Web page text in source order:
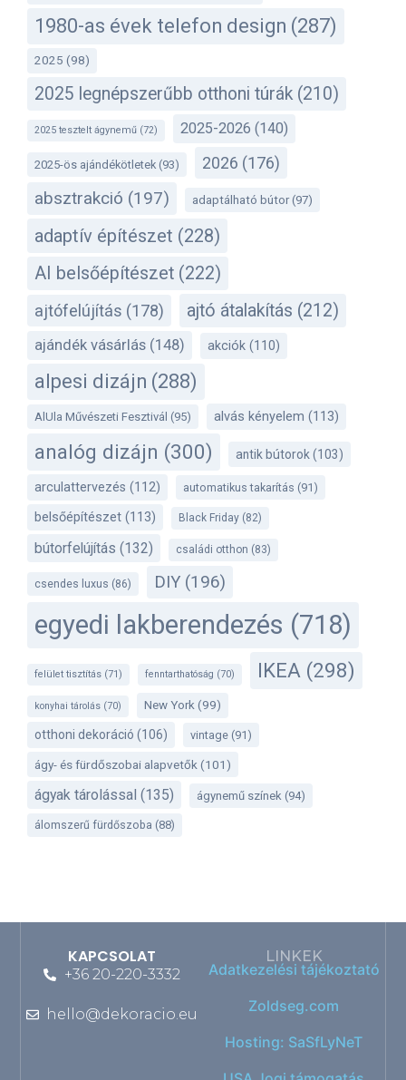
1980-as évek telefon design (287)
2025 (98)
2025 legnépszerűbb otthoni túrák (210)
2025 tesztelt ágynemű (72) 2025-2026 (140)
2025-ös ajándékötletek (93) 2026 (176)
absztrakció (197) adaptálható bútor(97)
adaptív építészet (228)
AI belsőépítészet (222)
ajtófelújítás (178) ajtó átalakítás (212)
ajándék vásárlás (148) akciók (110)
alpesi dizájn (288)
AlUla Művészeti Fesztivál (95) alvás kényelem (113)
analóg dizájn (300) antik bútorok(103)
arculattervezés (112) automatikus takarítás (91)
belsőépítészet (113) Black Friday (82)
bútorfelújítás (132) családi otthon (83)
csendes luxus (86) DIY (196)
egyedi lakberendezés (718)
felület tisztítás (71) fenntarthatóság (70) IKEA (298)
konyhai tárolás (70) New York (99)
otthoni dekoráció (106) vintage (91)
ágy- és fürdőszobai alapvetők(101)
ágyak tárolással (135) ágynemű színek (94)
álomszerű fürdőszoba (88)
KAPCSOLAT
+36 20-220-3332
hello@dekoracio.eu
LINKEK
Adatkezelési tájékoztató
Zoldseg.com
Hosting: SaSfLyNeT